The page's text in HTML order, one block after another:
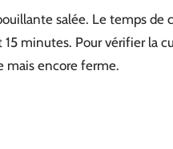
salée. Le temps de
minutes. Pour vérifier la
mais encore ferme.